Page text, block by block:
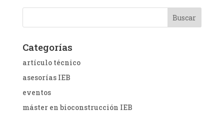
Categorías
artículo técnico
asesorías IEB
eventos
máster en bioconstrucción IEB